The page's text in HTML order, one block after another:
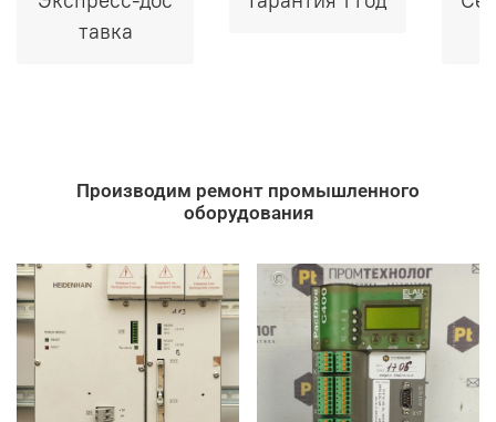
тавка
Производим ремонт промышленного
оборудования